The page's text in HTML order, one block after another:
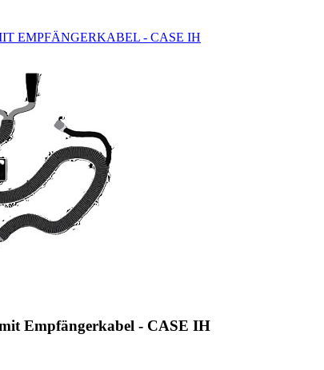
EMPFÄNGERKABEL - CASE IH
Empfängerkabel - CASE IH